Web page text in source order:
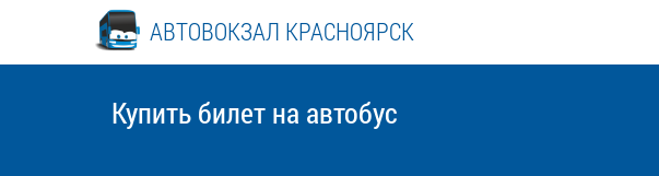
АВТОВОКЗАЛ КРАСНОЯРСК
Купить билет на автобус